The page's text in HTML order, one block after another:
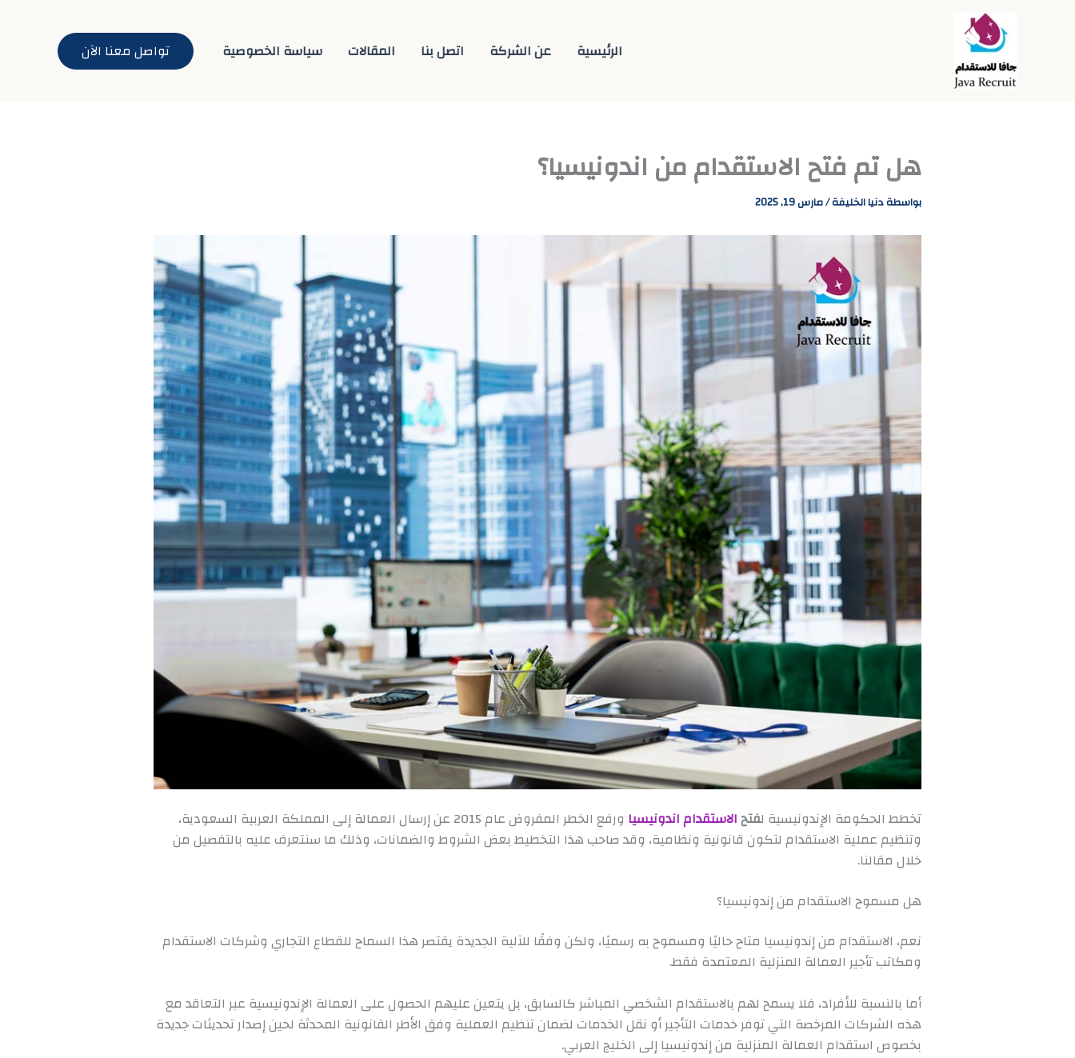
الرئيسية عن الشركة اتصل بنا المقالات سياسة الخصوصية تواصل معنا الآن
هل تم فتح الاستقدام من اندونيسيا؟
بواسطةدنيا الخليفة/مارس 19, 2025
تخطط الحكومة الإندونيسية لفتحالاستقدام اندونيسيا
ورفع الخطر المفروض عام 2015 عن إرسال العمالة إلى المملكة العربية السعودية،
وتنظيم عملية الاستقدام لتكون قانونية ونظامية، وقد صاحب هذا التخطيط بعض الشروط والضمانات، وذلك ما سنتعرف عليه بالتفصيل من
خلال مقالنا.
هل مسموح الاستقدام من إندونيسيا؟
نعم، الاستقدام من إندونيسيا متاح حاليًا ومسموح به رسميًا، ولكن وفقًا للآلية الجديدة يقتصر هذا السماح للقطاع التجاري وشركات الاستقدام
ومكاتب تأجير العمالة المنزلية المعتمدة فقط.
أما بالنسبة للأفراد، فلا يسمح لهم بالاستقدام الشخصي المباشر كالسابق، بل يتعين عليهم الحصول على العمالة الإندونيسية عبر التعاقد مع
هذه الشركات المرخصة التي توفر خدمات التأجير أو نقل الخدمات لضمان تنظيم العملية وفق الأطر القانونية المحدثة لحين إصدار تحديثات جديدة
بخصوص استقدام العمالة المنزلية من إندونيسيا إلى الخليج العربي.